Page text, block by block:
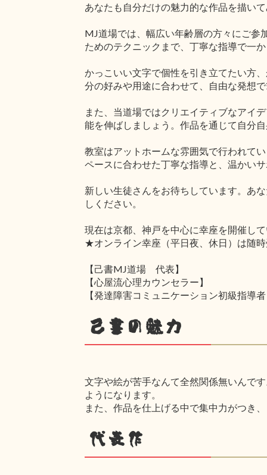
あなたも自分だけの魅力的な作品を描い
MJ道場では、幅広い年齢層の方々にご参
ためのテクニックまで、丁寧な指導で一
かっこいい文字で個性を引き立てたい方
分の好みや用途に合わせて、自由な発想
また、当道場ではクリエイティブなアイ
能を伸ばしましょう。作品を通じて自分
教室はアットホームな雰囲気で行われて
ペースに合わせた丁寧な指導と、温かい
新しい生徒さんをお待ちしています。あ
しください。
現在は京都、神戸を中心に幸座を開催し
★オンライン幸座（平日夜、休日）は随
【己書MJ道場 代表】
【心屋流心理カウンセラー】
【発達障害コミュニケーション初級指導
己書の魅力
文字や絵が苦手なんて全然関係無いんで
ようになります。
また、作品を仕上げる中で集中力がつき
代表作